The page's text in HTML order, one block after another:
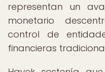
representan un
monetario
control de
financieras